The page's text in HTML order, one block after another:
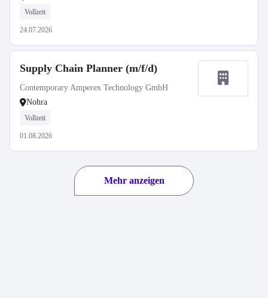
Vollzeit
24.07.2026
Supply Chain Planner (m/f/d)
Contemporary Amperex Technology GmbH
Nohra
Vollzeit
01.08.2026
Mehr anzeigen